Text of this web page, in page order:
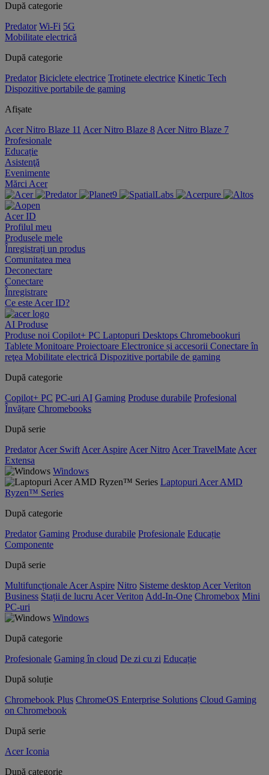
După categorie
Predator Wi-Fi 5G
Mobilitate electrică
După categorie
Predator Biciclete electrice Trotinete electrice Kinetic Tech
Dispozitive portabile de gaming
Afișate
Acer Nitro Blaze 11 Acer Nitro Blaze 8 Acer Nitro Blaze 7
Profesionale
Educație
Asistenţă
Evenimente
Mărci Acer
Acer ID
Profilul meu
Produsele mele
Înregistrați un produs
Comunitatea mea
Deconectare
Conectare
Înregistrare
Ce este Acer ID?
AI Produse
Produse noi Copilot+ PC Laptopuri Desktops Chromebookuri
Tablete Monitoare Proiectoare Electronice și accesorii Conectare în
reţea Mobilitate electrică Dispozitive portabile de gaming
După categorie
Copilot+ PC PC-uri AI Gaming Produse durabile Profesional
Învățare Chromebooks
După serie
Predator Acer Swift Acer Aspire Acer Nitro Acer TravelMate Acer
Extensa
Windows
Laptopuri Acer AMD
Ryzen™ Series
După categorie
Predator Gaming Produse durabile Profesionale Educație
Componente
După serie
Multifuncționale Acer Aspire Nitro Sisteme desktop Acer Veriton
Business Stații de lucru Acer Veriton Add-In-One Chromebox Mini
PC-uri
Windows
După categorie
Profesionale Gaming în cloud De zi cu zi Educație
După soluție
Chromebook Plus ChromeOS Enterprise Solutions Cloud Gaming
on Chromebook
După serie
Acer Iconia
După categorie